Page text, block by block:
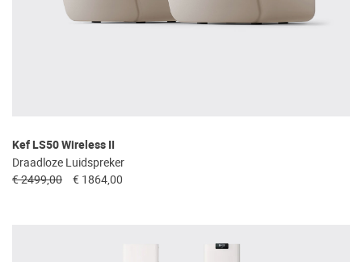
Kef LS50 Wireless II
Draadloze Luidspreker
€ 2499,00
€ 1864,00